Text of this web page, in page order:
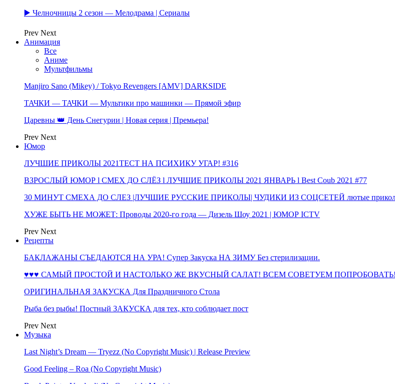
▶️ Челночницы 2 сезон — Мелодрама | Сериалы
Prev Next
Анимация
Все
Аниме
Мультфильмы
Manjiro Sano (Mikey) / Tokyo Revengers [AMV] DARKSIDE
ТАЧКИ — ТАЧКИ — Мультики про машинки — Прямой эфир
Царевны 👑 День Снегурии | Новая серия | Премьера!
Prev Next
Юмор
ЛУЧШИЕ ПРИКОЛЫ 2021ТЕСТ НА ПСИХИКУ УГАР! #316
ВЗРОСЛЫЙ ЮМОР l СМЕХ ДО СЛЁЗ l ЛУЧШИЕ ПРИКОЛЫ 2021 ЯНВАРЬ l Best Coub 2021 #77
30 МИНУТ СМЕХА ДО СЛЕЗ |ЛУЧШИЕ РУССКИЕ ПРИКОЛЫ| ЧУДИКИ ИЗ СОЦСЕТЕЙ лютые
ХУЖЕ БЫТЬ НЕ МОЖЕТ: Проводы 2020-го года — Дизель Шоу 2021 | ЮМОР ICTV
Prev Next
Рецепты
БАКЛАЖАНЫ СЪЕДАЮТСЯ НА УРА! Супер Закуска НА ЗИМУ Без стерилизации.
♥♥♥ САМЫЙ ПРОСТОЙ И НАСТОЛЬКО ЖЕ ВКУСНЫЙ САЛАТ! ВСЕМ СОВЕТУЕМ
ОРИГИНАЛЬНАЯ ЗАКУСКА Для Праздничного Стола
Рыба без рыбы! Постный ЗАКУСКА для тех, кто соблюдает пост
Prev Next
Музыка
Last Night’s Dream — Tryezz (No Copyright Music) | Release Preview
Good Feeling – Roa (No Copyright Music)